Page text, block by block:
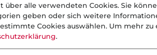
über alle verwendeten Cookies. Sie
geben oder sich weitere
Cookies auswählen. Um mehr zu
.